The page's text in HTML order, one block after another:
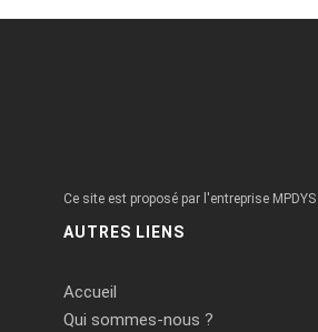
Ce site est proposé par l'entreprise MPDYS
AUTRES LIENS
Accueil
Qui sommes-nous ?